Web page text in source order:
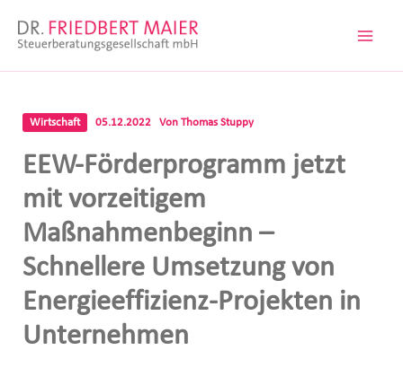
Inhalt
Wirtschaft 05.12.2022 Von Thomas Stuppy
EEW-Förderprogramm jetzt
mit vorzeitigem
Maßnahmenbeginn –
Schnellere Umsetzung von
Energieeffizienz-Projekten in
Unternehmen